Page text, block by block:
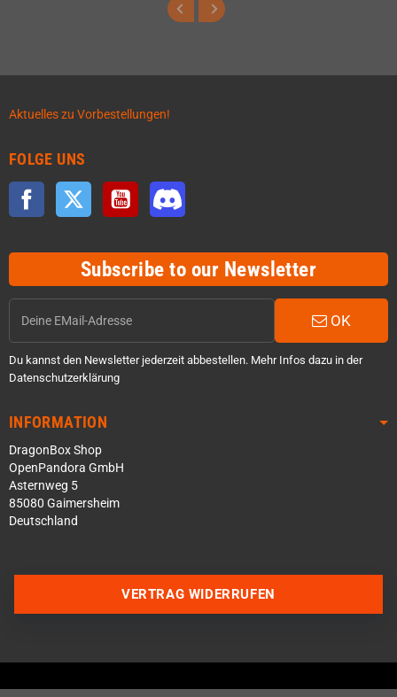
Aktuelles zu Vorbestellungen!
FOLGE UNS
Facebook Twitter YouTube
Subscribe to our Newsletter
OK
Du kannst den Newsletter jederzeit abbestellen. Mehr Infos dazu in der
Datenschutzerklärung
INFORMATION
DragonBox Shop
OpenPandora GmbH
Asternweg 5
85080 Gaimersheim
Deutschland
Discord Server beitreten
VERTRAG WIDERRUFEN